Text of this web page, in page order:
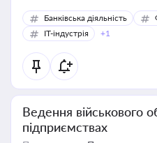
Банківська діяльність
IT-індустрія
+1
Ведення військового
підприємствах